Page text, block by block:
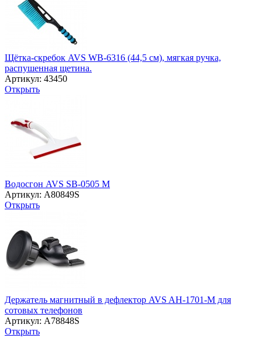
Щётка-скребок AVS WB-6316 (44,5 cм), мягкая ручка,
распушенная щетина.
Артикул: 43450
Открыть
Водосгон AVS SB-0505 M
Артикул: A80849S
Открыть
Держатель магнитный в дефлектор AVS AH-1701-M для
сотовых телефонов
Артикул: A78848S
Открыть